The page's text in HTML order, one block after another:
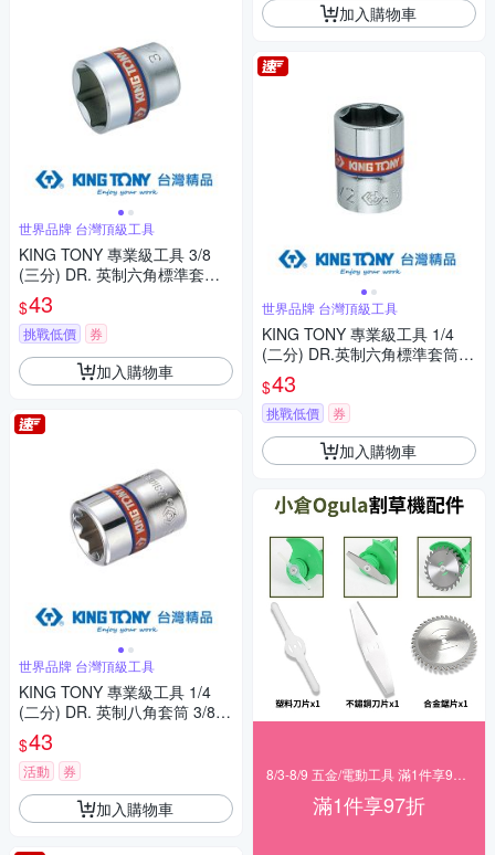
世界品牌 台灣頂級工具
KING TONY 專業級工具 3/8
(三分) DR. 英制六角標準套筒
5/16inch (333510S)
$43
挑戰低價 券
加入購物車
世界品牌 台灣頂級工具
KING TONY 專業級工具 1/4
(二分) DR. 英制八角套筒 3/8in
ch (231012S)
$43
活動 券
加入購物車
加入購物車
世界品牌 台灣頂級工具
KING TONY 專業級工具 1/4
(二分) DR.英制六角標準套筒 7/
16inch (233514S)
$43
挑戰低價 券
加入購物車
滿1件享97折